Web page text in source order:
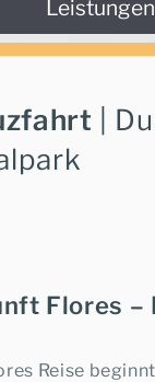
Leistungen
|
Flores –
Reise